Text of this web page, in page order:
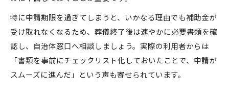
特に申請期限を過ぎてしまうと、いかなる理由でも補助金が
受け取れなくなるため、葬儀終了後は速やかに必要書類を確
認し、自治体窓口へ相談しましょう。実際の利用者からは
「書類を事前にチェックリスト化しておいたことで、申請が
スムーズに進んだ」という声も寄せられています。